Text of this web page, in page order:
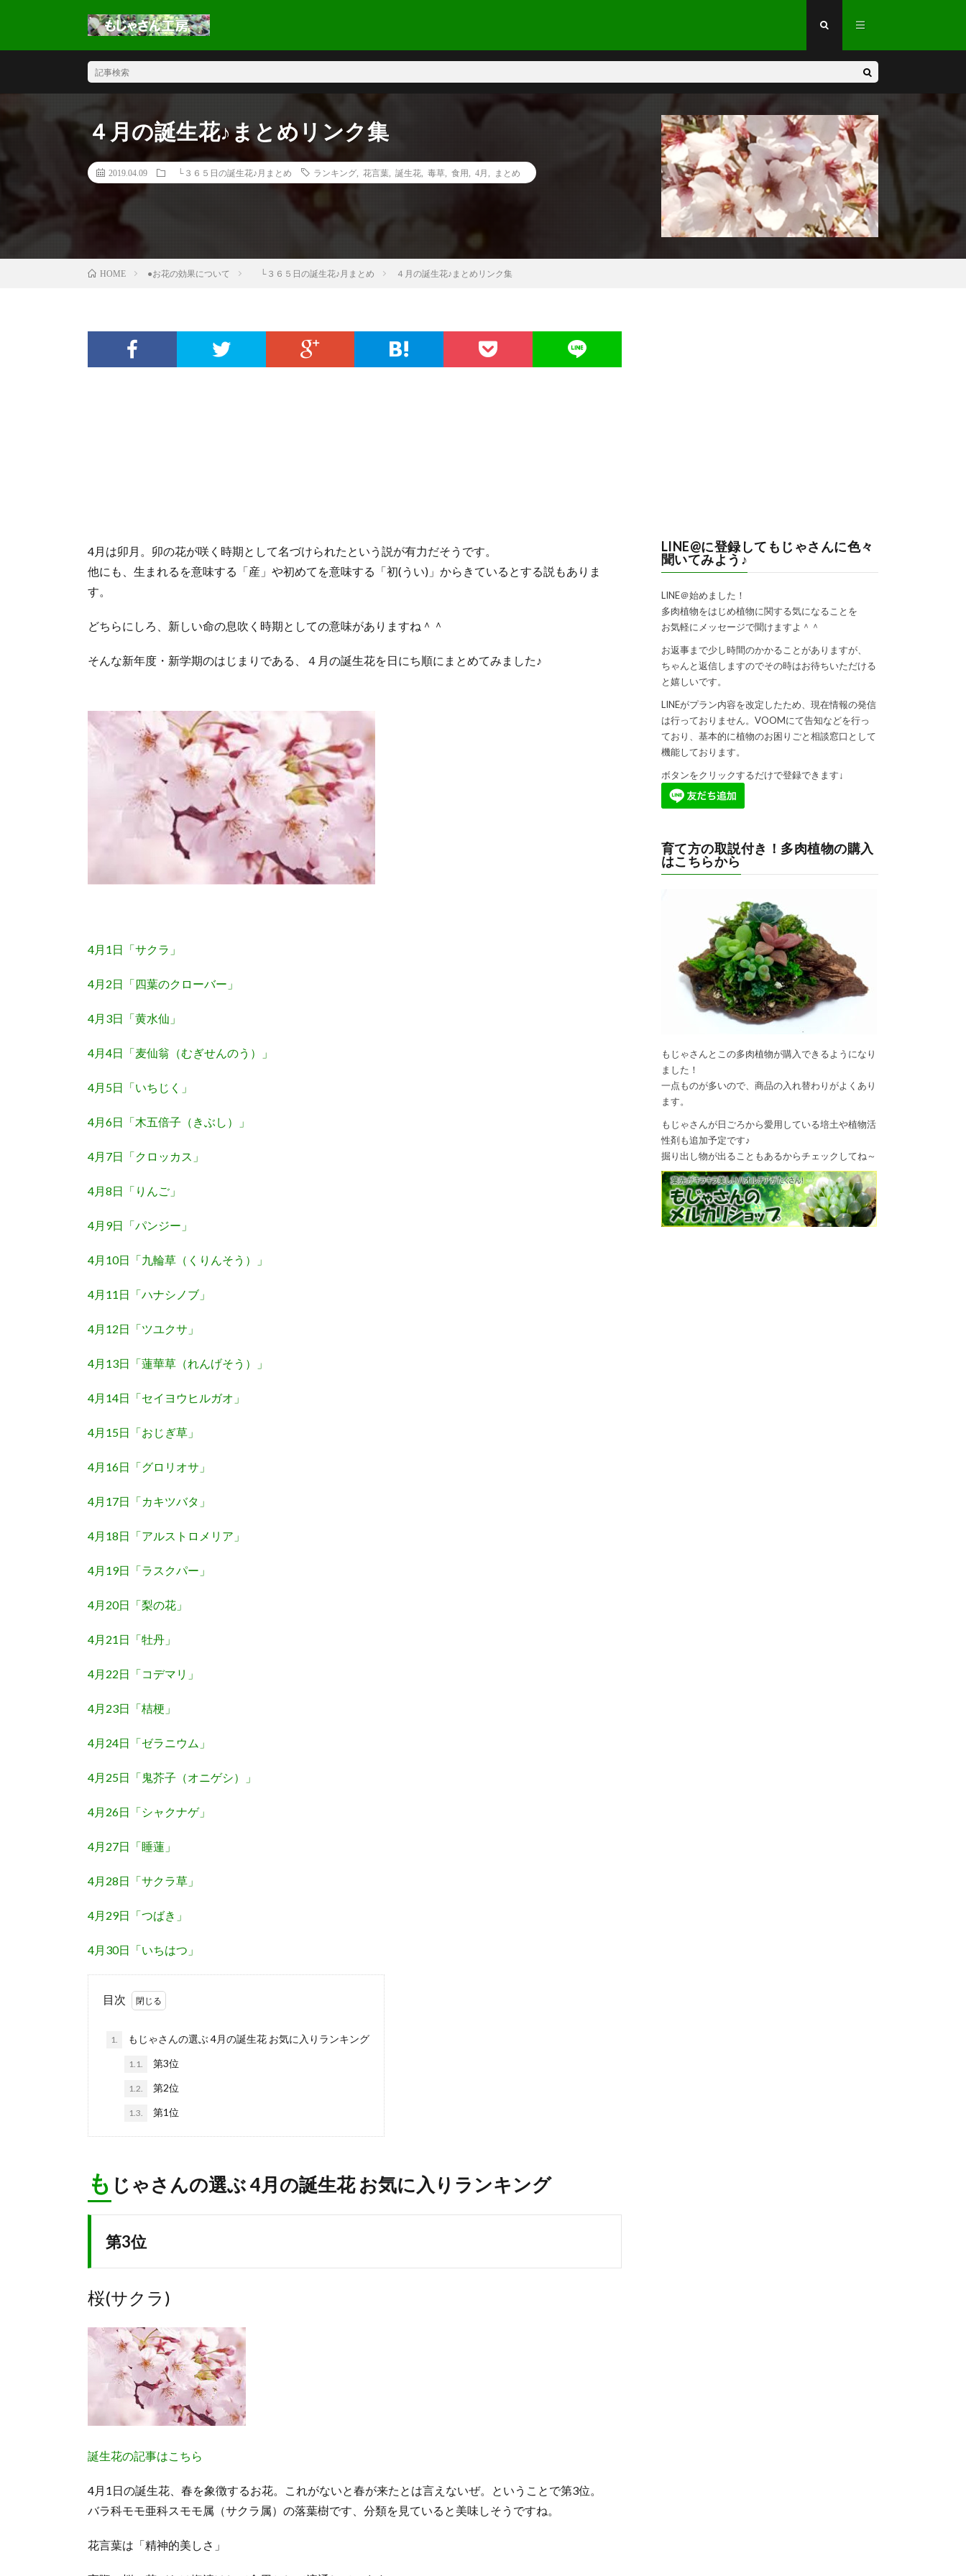
４月の誕生花♪まとめリンク集
2019.04.09 └３６５日の誕生花♪月まとめ ランキング 花言葉 誕生花 毒草 食用 4月 まとめ
HOME ●お花の効果について └３６５日の誕生花♪月まとめ ４月の誕生花♪まとめリンク集
4月は卯月。卯の花が咲く時期として名づけられたという説が有力だそうです。
他にも、生まれるを意味する「産」や初めてを意味する「初(うい)」からきているとする説もありま
す。
どちらにしろ、新しい命の息吹く時期としての意味がありますね＾＾
そんな新年度・新学期のはじまりである、４月の誕生花を日にち順にまとめてみました♪
4月1日「サクラ」
4月2日「四葉のクローバー」
4月3日「黄水仙」
4月4日「麦仙翁（むぎせんのう）」
4月5日「いちじく」
4月6日「木五倍子（きぶし）」
4月7日「クロッカス」
4月8日「りんご」
4月9日「パンジー」
4月10日「九輪草（くりんそう）」
4月11日「ハナシノブ」
4月12日「ツユクサ」
4月13日「蓮華草（れんげそう）」
4月14日「セイヨウヒルガオ」
4月15日「おじぎ草」
4月16日「グロリオサ」
4月17日「カキツバタ」
4月18日「アルストロメリア」
4月19日「ラスクパー」
4月20日「梨の花」
4月21日「牡丹」
4月22日「コデマリ」
4月23日「桔梗」
4月24日「ゼラニウム」
4月25日「鬼芥子（オニゲシ）」
4月26日「シャクナゲ」
4月27日「睡蓮」
4月28日「サクラ草」
4月29日「つばき」
4月30日「いちはつ」
目次
1. もじゃさんの選ぶ 4月の誕生花 お気に入りランキング
1.1. 第3位
1.2. 第2位
1.3. 第1位
も じゃさんの選ぶ 4月の誕生花 お気に入りランキング
第3位
桜(サクラ)
誕生花の記事はこちら
4月1日の誕生花、春を象徴するお花。これがないと春が来たとは言えないぜ。ということで第3位。
バラ科モモ亜科スモモ属（サクラ属）の落葉樹です、分類を見ていると美味しそうですね。
花言葉は「精神的美しさ」
LINE@に登録してもじゃさんに色々
聞いてみよう♪
LINE＠始めました！
多肉植物をはじめ植物に関する気になることを
お気軽にメッセージで聞けますよ＾＾
お返事まで少し時間のかかることがありますが、
ちゃんと返信しますのでその時はお待ちいただける
と嬉しいです。
LINEがプラン内容を改定したため、現在情報の発信
は行っておりません。VOOMにて告知などを行っ
ており、基本的に植物のお困りごと相談窓口として
機能しております。
ボタンをクリックするだけで登録できます↓
育て方の取説付き！多肉植物の購入
はこちらから
もじゃさんとこの多肉植物が購入できるようになり
ました！
一点ものが多いので、商品の入れ替わりがよくあり
ます。
もじゃさんが日ごろから愛用している培土や植物活
性剤も追加予定です♪
掘り出し物が出ることもあるからチェックしてね～